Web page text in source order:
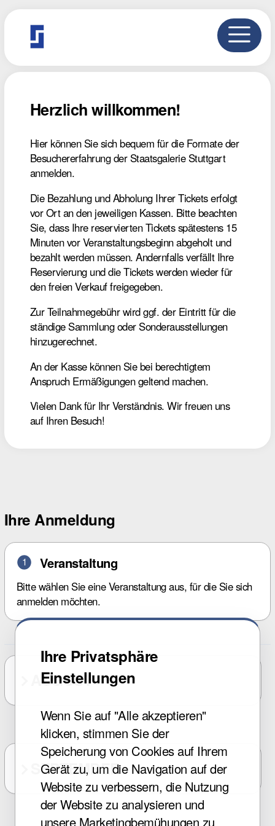
Herzlich willkommen!
Hier können Sie sich bequem für die Formate der
Besuchererfahrung der Staatsgalerie Stuttgart
anmelden.
Die Bezahlung und Abholung Ihrer Tickets erfolgt
vor Ort an den jeweiligen Kassen. Bitte beachten
Sie, dass Ihre reservierten Tickets spätestens 15
Minuten vor Veranstaltungsbeginn abgeholt und
bezahlt werden müssen. Andernfalls verfällt Ihre
Reservierung und die Tickets werden wieder für
den freien Verkauf freigegeben.
Zur Teilnahmegebühr wird ggf. der Eintritt für die
ständige Sammlung oder Sonderausstellungen
hinzugerechnet.
An der Kasse können Sie bei berechtigtem
Anspruch Ermäßigungen geltend machen.
Vielen Dank für Ihr Verständnis. Wir freuen uns
auf Ihren Besuch!
AUGUST
SEPTEMBER
Ihre Anmeldung
1 Veranstaltung
Bitte wählen Sie eine Veranstaltung aus, für die Sie sich
anmelden möchten.
Ihre Privatsphäre
Einstellungen
Wenn Sie auf "Alle akzeptieren"
klicken, stimmen Sie der
Speicherung von Cookies auf Ihrem
Gerät zu, um die Navigation auf der
Website zu verbessern, die Nutzung
der Website zu analysieren und
unsere Marketingbemühungen zu